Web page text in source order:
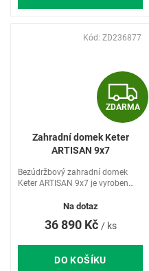
Z
D
ZDARMA
Zahradní domek Keter
ARTISAN 9x7
36 890 Kč / ks
DO KOŠÍKU
Bezúdržbový zahradní domek
Keter ARTISAN 9x7 je vyroben
Duotech. Technologie Keter
dvojitých stěn s vnitřní výztuží a...
Na dotaz
Kód: ZD236877